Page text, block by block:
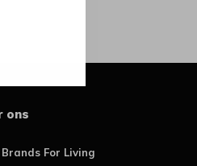
ons
Brands For Living